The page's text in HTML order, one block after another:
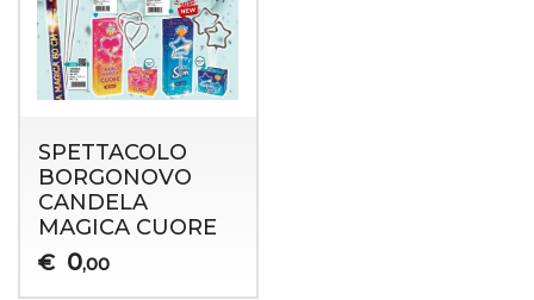
SPETTACOLO
BORGONOVO
CANDELA
MAGICA CUORE
€ 0,00